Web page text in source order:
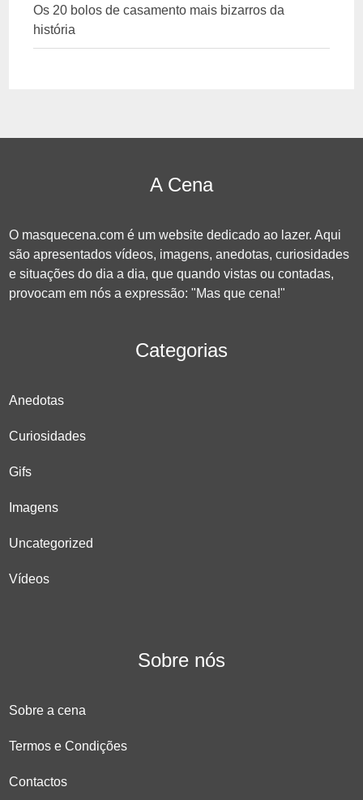
Os 20 bolos de casamento mais bizarros da
história
A Cena
O masquecena.com é um website dedicado ao lazer. Aqui
são apresentados vídeos, imagens, anedotas, curiosidades
e situações do dia a dia, que quando vistas ou contadas,
provocam em nós a expressão: "Mas que cena!"
Categorias
Anedotas
Curiosidades
Gifs
Imagens
Uncategorized
Vídeos
Sobre nós
Sobre a cena
Termos e Condições
Contactos